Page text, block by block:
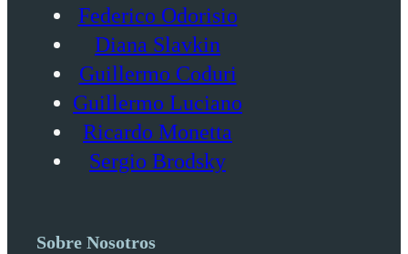
Federico Odorisio
Diana Slavkin
Guillermo Coduri
Guillermo Luciano
Ricardo Monetta
Sergio Brodsky
Sobre Nosotros